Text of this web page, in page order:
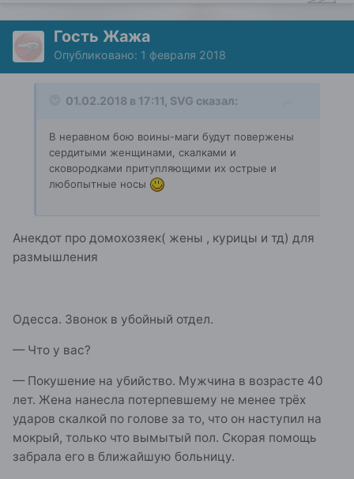
Гость Жажа
Опубликовано: 1 февраля 2018
01.02.2018 в 17:11, SVG сказал:
В неравном бою воины-маги будут повержены
сердитыми женщинами, скалками и
сковородками притупляющими их острые и
любопытные носы
Анекдот про домохозяек( жены , курицы и тд) для
размышления
Одесса. Звонок в убойный отдел.
— Что у вас?
— Покушение на убийство. Мужчина в возрасте 40
лет. Жена нанесла потерпевшему не менее трёх
ударов скалкой по голове за то, что он наступил на
мокрый, только что вымытый пол. Скорая помощь
забрала его в ближайшую больницу.